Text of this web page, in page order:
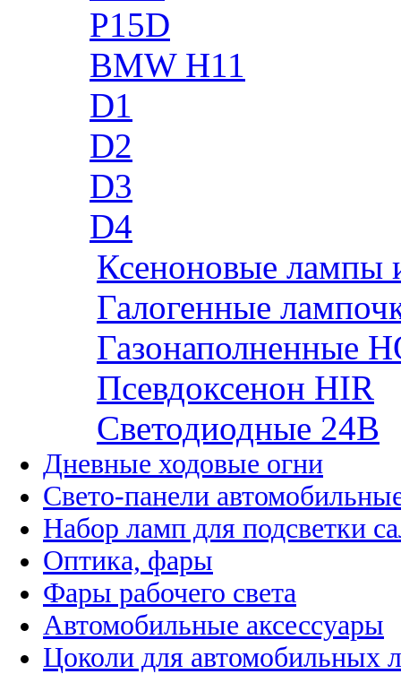
P15D
BMW H11
D1
D2
D3
D4
Ксеноновые лампы
Галогенные
Газонаполненные
Псевдоксенон HIR
Cветодиодные 24B
Дневные ходовые огни
Свето-панели
Набор ламп для подсветки
Оптика, фары
Фары рабочего света
Автомобильные аксессуары
Цоколи для автомобильных